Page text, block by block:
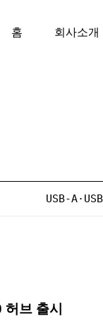
홈 회사소개
USB-
브 출시